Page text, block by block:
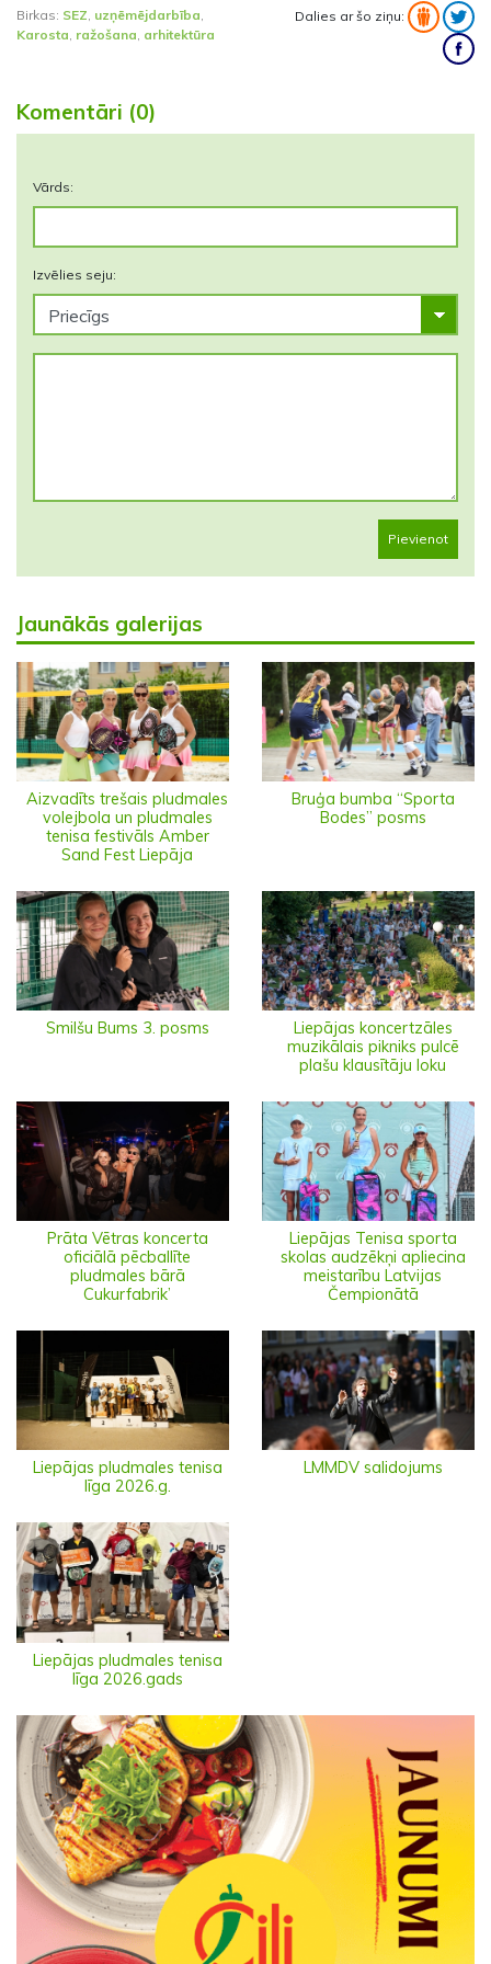
Birkas: SEZ, uzņēmējdarbība,
Karosta, ražošana, arhitektūra
Dalies ar šo ziņu:
Komentāri (0)
Vārds:
Izvēlies seju:
Pievienot
Jaunākās galerijas
Aizvadīts trešais pludmales
volejbola un pludmales
tenisa festivāls Amber
Sand Fest Liepāja
Bruģa bumba “Sporta
Bodes” posms
Smilšu Bums 3. posms
Liepājas koncertzāles
muzikālais pikniks pulcē
plašu klausītāju loku
Prāta Vētras koncerta
oficiālā pēcballīte
pludmales bārā
Cukurfabrik’
Liepājas Tenisa sporta
skolas audzēkņi apliecina
meistarību Latvijas
Čempionātā
Liepājas pludmales tenisa
līga 2026.g.
LMMDV salidojums
Liepājas pludmales tenisa
līga 2026.gads